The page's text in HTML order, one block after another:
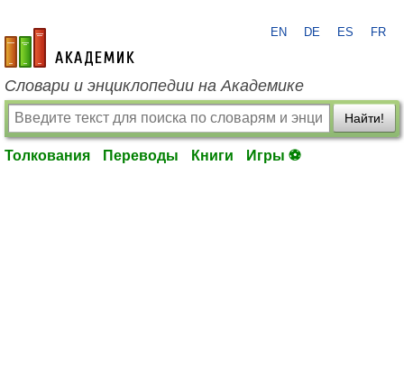
academic.ru
EN DE ES FR
Словари и энциклопедии на Академике
Найти!
Толкования Переводы Книги Игры ⚽